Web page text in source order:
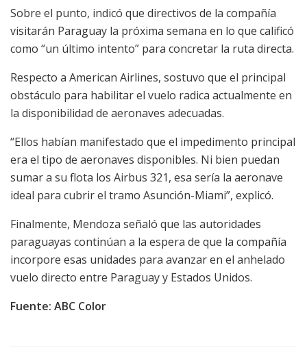
Sobre el punto, indicó que directivos de la compañía
visitarán Paraguay la próxima semana en lo que calificó
como “un último intento” para concretar la ruta directa.
Respecto a American Airlines, sostuvo que el principal
obstáculo para habilitar el vuelo radica actualmente en
la disponibilidad de aeronaves adecuadas.
“Ellos habían manifestado que el impedimento principal
era el tipo de aeronaves disponibles. Ni bien puedan
sumar a su flota los Airbus 321, esa sería la aeronave
ideal para cubrir el tramo Asunción-Miami”, explicó.
Finalmente, Mendoza señaló que las autoridades
paraguayas continúan a la espera de que la compañía
incorpore esas unidades para avanzar en el anhelado
vuelo directo entre Paraguay y Estados Unidos.
Fuente: ABC Color